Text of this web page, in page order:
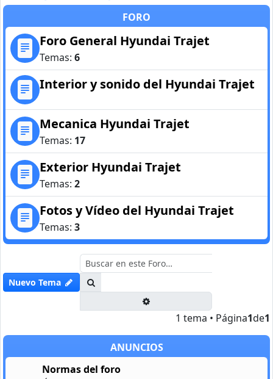
FORO
Foro General Hyundai Trajet
Temas: 6
Interior y sonido del Hyundai Trajet
Mecanica Hyundai Trajet
Temas: 17
Exterior Hyundai Trajet
Temas: 2
Fotos y Vídeo del Hyundai Trajet
Temas: 3
Nuevo Tema
1 tema • Página1de1
ANUNCIOS
Normas del foro